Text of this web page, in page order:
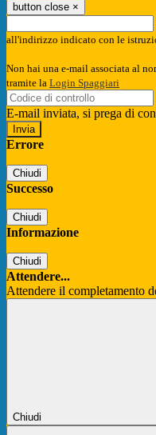
button close ×
all'indirizzo indicato con le
Non hai una e-mail associata al
tramite la Login Spaggiari
E-mail inviata, si prega di
Errore
Chiudi
Successo
Chiudi
Informazione
Chiudi
Attendere...
Attendere il completamento
Chiudi